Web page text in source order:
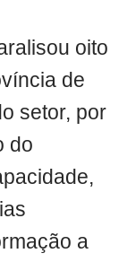
oito
de
setor, por
do
a